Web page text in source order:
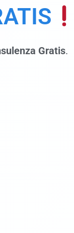
Gratis.